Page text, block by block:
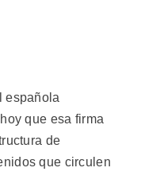
española
que esa firma
de
que circulen